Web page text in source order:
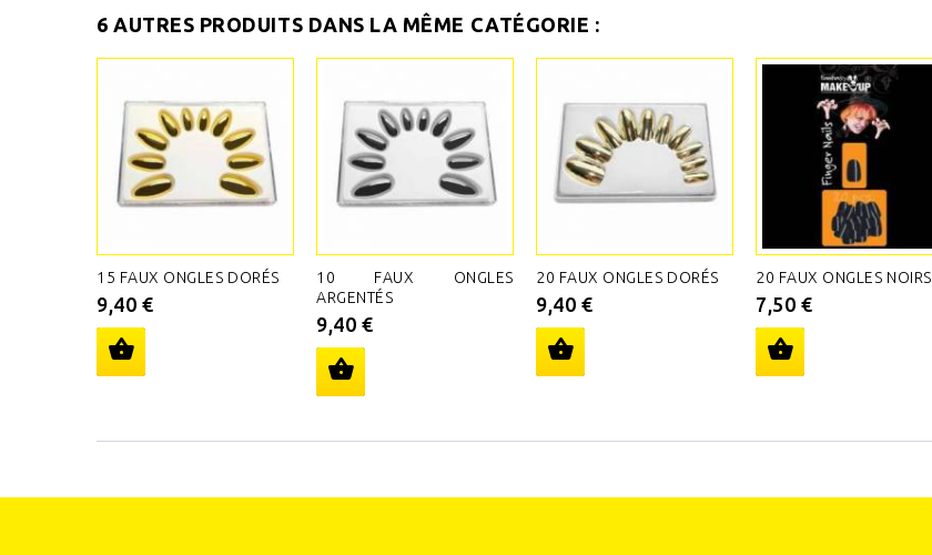
6 AUTRES PRODUITS DANS LA MÊME CATÉGORIE :
15 FAUX ONGLES DORÉS
9,40 €
10 FAUX ONGLES
ARGENTÉS
9,40 €
20 FAUX ONGLES DORÉS
9,40 €
20 FAUX ONGLES NOIRS
7,50 €